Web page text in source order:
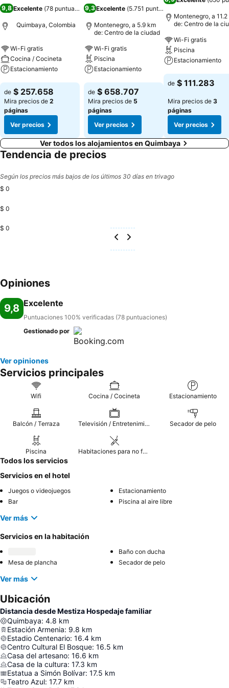
9,8 Excelente (78 puntuaciones)
Quimbaya, Colombia
Wi-Fi gratis
Cocina / Cocineta
Estacionamiento
Ver precios
de $ 257.658
Mira precios de 2
páginas
Ver precios
9,3Excelente (5.751 puntuaciones
Montenegro, a 5.9 km
de: Centro de la ciudad
Wi-Fi gratis
Piscina
Estacionamiento
Ver precios
de $ 658.707
Mira precios de 5
páginas
Ver precios
Montenegro, a
de: Centro de la
Wi-Fi gratis
Piscina
Estacionamiento
Ver precios
de $ 111.283
Mira precios de 3
páginas
Ver precios
Ver todos los alojamientos en Quimbaya
Tendencia de precios
Según los precios más bajos de los últimos 30 días en trivago
$ 0
$ 0
$ 0
Opiniones
9,8 Excelente
Puntuaciones 100% verificadas (78 puntuaciones)
Gestionado por
Ver opiniones
Servicios principales
Wifi Cocina / Cocineta Estacionamiento
Balcón / Terraza Televisión / Entretenimiento Secador de pelo
Piscina Habitaciones para no fumadores
Todos los servicios
Servicios en el hotel
Juegos o videojuegos
Estacionamiento
Bar
Piscina al aire libre
Ver más
Servicios en la habitación
Baño con ducha
Mesa de plancha
Secador de pelo
Ver más
Ubicación
Distancia desde Mestiza Hospedaje familiar
Quimbaya: 4.8 km
Estación Armenia: 9.8 km
Estadio Centenario: 16.4 km
Centro Cultural El Bosque: 16.5 km
Casa del artesano: 16.6 km
Casa de la cultura: 17.3 km
Estatua a Simón Bolívar: 17.5 km
Teatro Azul: 17.7 km